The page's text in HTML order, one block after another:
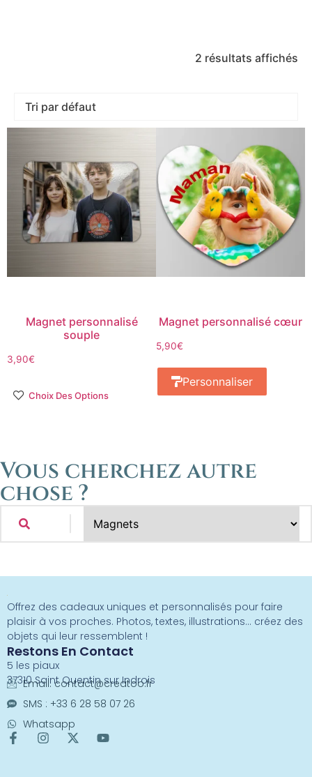
2 résultats affichés
Magnet personnalisé
souple
3,90€
Choix Des Options
Magnet personnalisé cœur
5,90€
Personnaliser
Vous cherchez autre
chose ?
Offrez des cadeaux uniques et personnalisés pour faire
plaisir à vos proches. Photos, textes, illustrations… créez des
objets qui leur ressemblent !
Restons En Contact
5 les piaux
37310 Saint Quentin sur Indrois
Email:contact@creatoo.fr
SMS : +33 6 28 58 07 26
Whatsapp